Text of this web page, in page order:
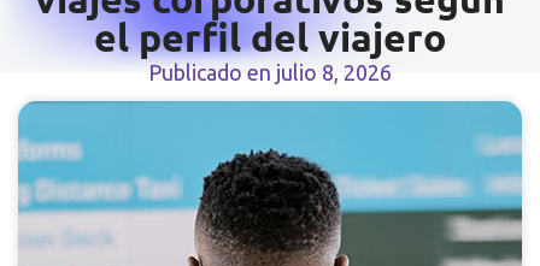
el perfil del viajero
Publicado en julio 8, 2026